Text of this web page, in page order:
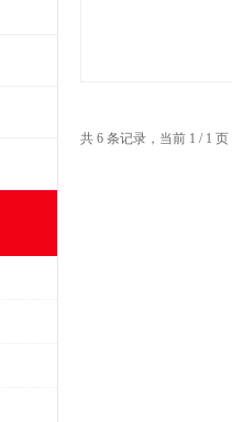
共 6 条记录，当前 1 / 1